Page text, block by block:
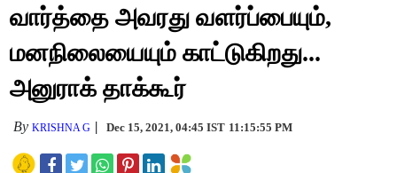
வார்த்தை அவரது வளர்ப்பையும்,
மனநிலையையும் காட்டுகிறது...
அனுராக் தாக்கூர்
ByKRISHNA G Dec 15, 2021, 04:45 IST 11:15:55 PM